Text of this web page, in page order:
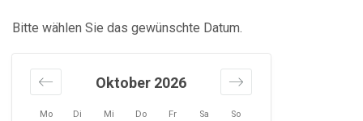
Bitte wählen Sie das gewünschte Datum.
Mo Di Mi Do Fr Sa So
Oktober 2026